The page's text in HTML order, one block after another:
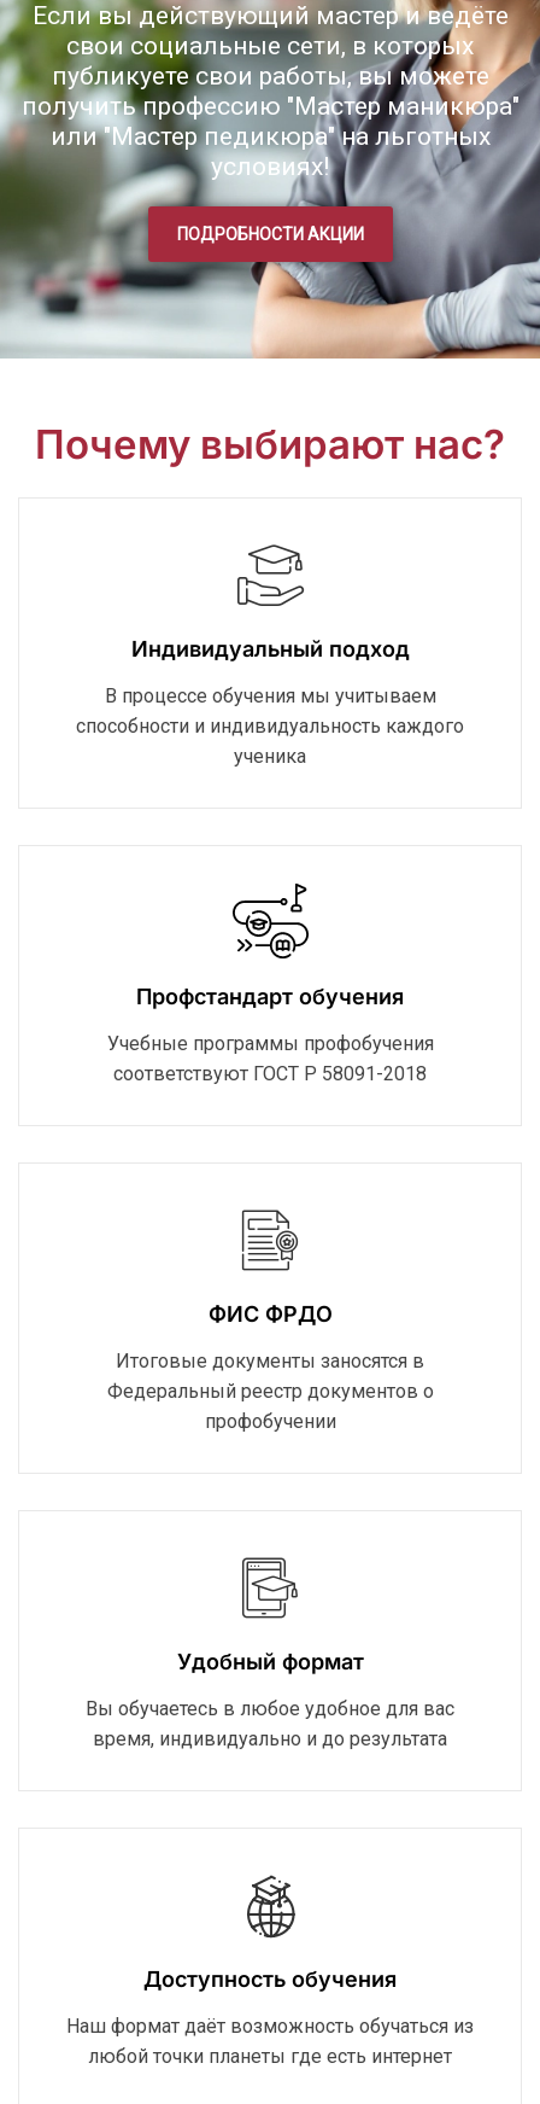
Если вы действующий мастер и ведёте
свои социальные сети, в которых
публикуете свои работы, вы можете
получить профессию "Мастер маникюра"
или "Мастер педикюра" на льготных
условиях!
ПОДРОБНОСТИ АКЦИИ
Почему выбирают нас?
Индивидуальный подход
В процессе обучения мы учитываем
способности и индивидуальность каждого
ученика
Профстандарт обучения
Учебные программы профобучения
соответствуют ГОСТ Р 58091-2018
ФИС ФРДО
Итоговые документы заносятся в
Федеральный реестр документов о
профобучении
Удобный формат
Вы обучаетесь в любое удобное для вас
время, индивидуально и до результата
Доступность обучения
Наш формат даёт возможность обучаться из
любой точки планеты где есть интернет